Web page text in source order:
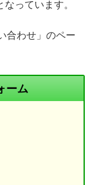
っています。
合わせ」のペー
ーム